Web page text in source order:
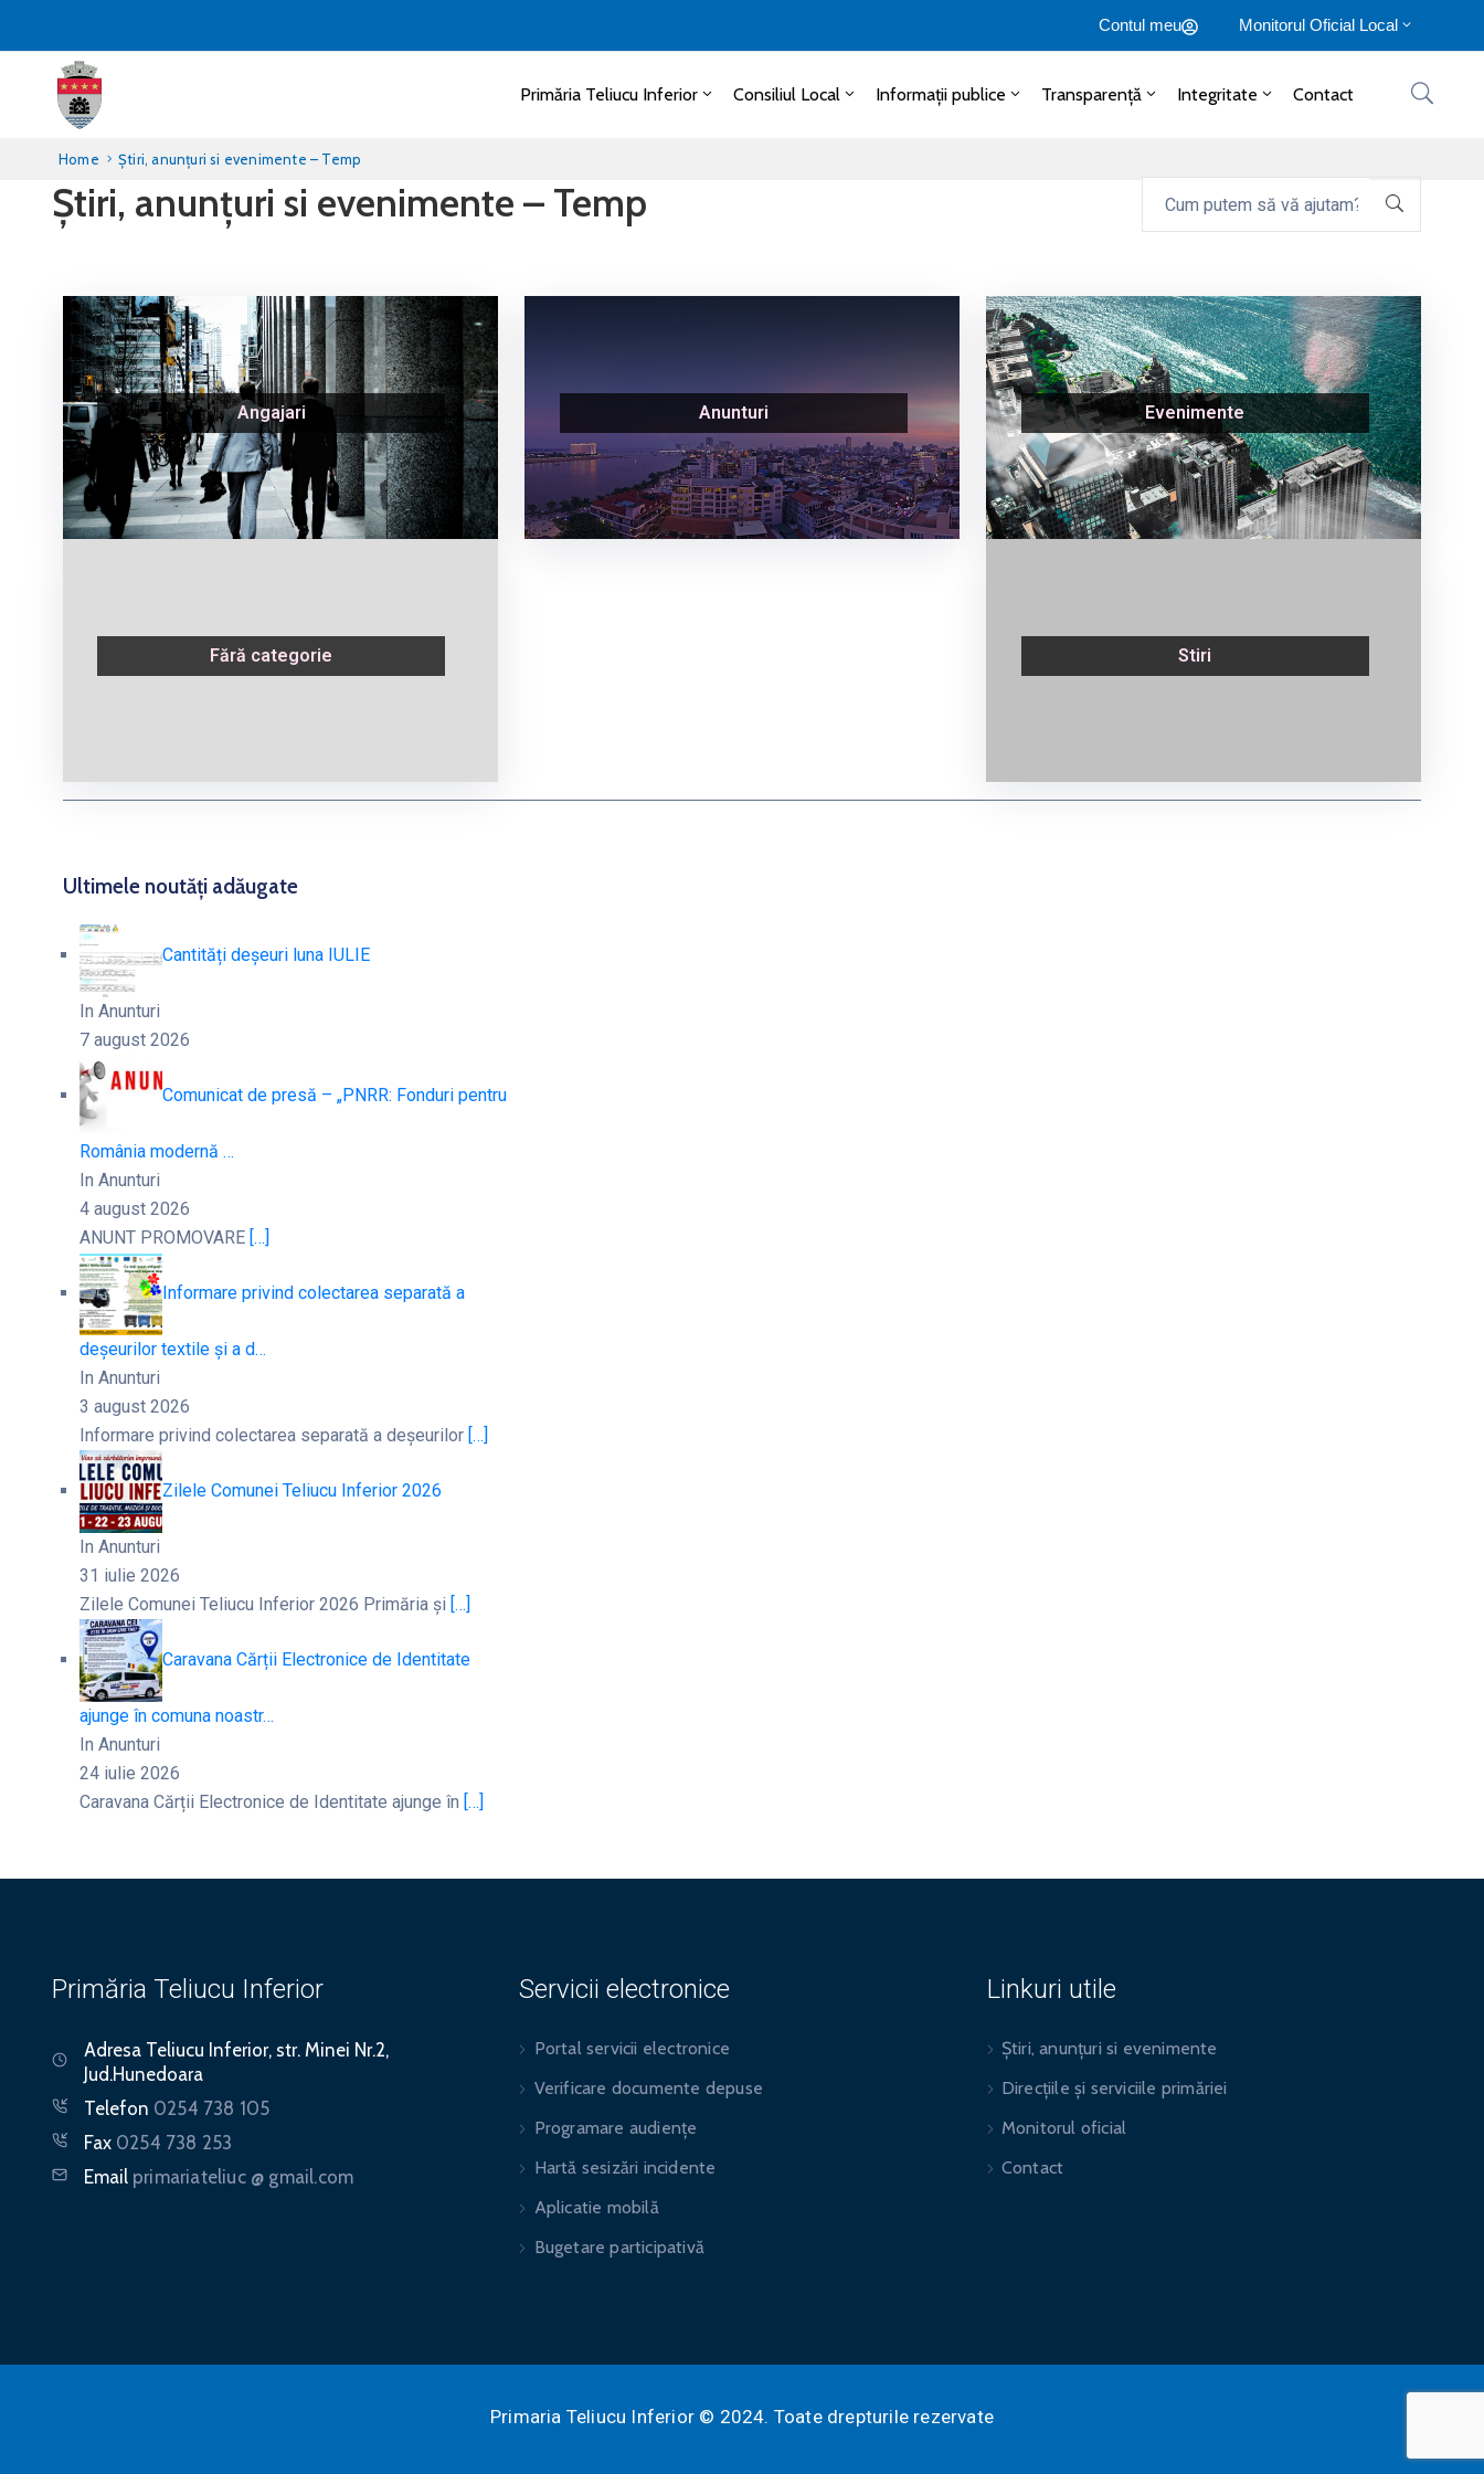
Contul meu Monitorul Oficial Local
Primăria Teliucu Inferior Consiliul Local Informații publice Transparență Integritate Contact
Home Știri, anunțuri si evenimente – Temp
Știri, anunțuri si evenimente – Temp
Angajari Anunturi Evenimente
Fără categorie Stiri
Ultimele noutăți adăugate​
Cantități deșeuri luna IULIE
In Anunturi
7 august 2026
Comunicat de presă – „PNRR: Fonduri pentru
România modernă …
In Anunturi
4 august 2026
ANUNT PROMOVARE […]
Informare privind colectarea separată a
deșeurilor textile și a d…
In Anunturi
3 august 2026
Informare privind colectarea separată a deșeurilor […]
Zilele Comunei Teliucu Inferior 2026
In Anunturi
31 iulie 2026
Zilele Comunei Teliucu Inferior 2026 Primăria și […]
Caravana Cărții Electronice de Identitate
ajunge în comuna noastr…
In Anunturi
24 iulie 2026
Caravana Cărții Electronice de Identitate ajunge în […]
Primăria Teliucu Inferior
Adresa Teliucu Inferior, str. Minei Nr.2,
Jud.Hunedoara
Telefon 0254 738 105
Fax 0254 738 253
Email primariateliuc @ gmail.com
Servicii electronice
Portal servicii electronice
Verificare documente depuse
Programare audiențe
Hartă sesizări incidente
Aplicatie mobilă
Bugetare participativă
Linkuri utile
Știri, anunțuri si evenimente
Direcțiile și serviciile primăriei
Monitorul oficial
Contact
Primaria Teliucu Inferior © 2024. Toate drepturile rezervate